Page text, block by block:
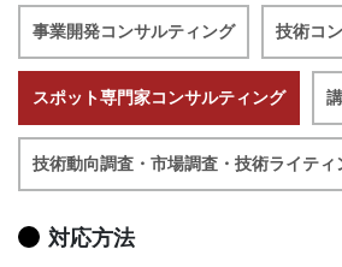
事業開発コンサルティング 技術コ
スポット専門家コンサルティング
技術動向調査・市場調査・技術ライティ
対応方法